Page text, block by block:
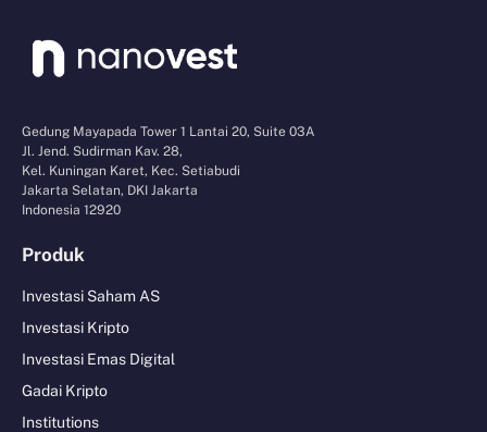
Gedung Mayapada Tower 1 Lantai 20, Suite 03A
Jl. Jend. Sudirman Kav. 28,
Kel. Kuningan Karet, Kec. Setiabudi
Jakarta Selatan, DKI Jakarta
Indonesia 12920
Produk
Investasi Saham AS
Investasi Kripto
Investasi Emas Digital
Gadai Kripto
Institutions